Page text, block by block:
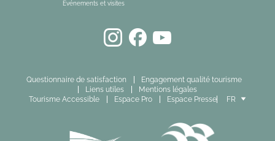
Événements et visites
Questionnaire de satisfaction
Engagement qualité tourisme
Liens utiles
Mentions légales
Tourisme Accessible
Espace Pro Espace Presse
FR